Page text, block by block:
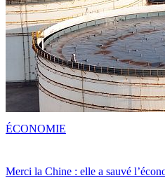
Merci la Chine : elle a sauvé
ÉCONOMIE